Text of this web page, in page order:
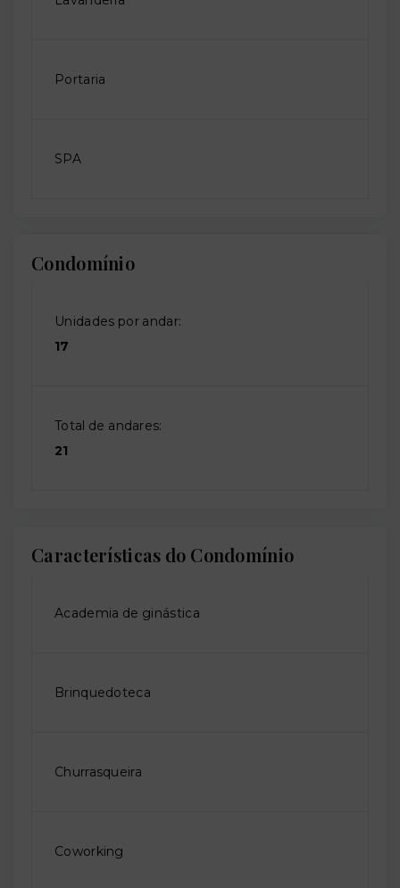
Portaria
SPA
Condomínio
Unidades por andar:
17
Total de andares:
21
Características do Condomínio
Academia de ginástica
Brinquedoteca
Churrasqueira
Coworking